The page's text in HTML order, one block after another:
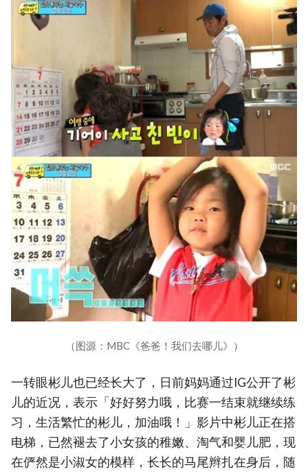
（图源：MBC《爸爸！我们去哪儿》）
一转眼彬儿也已经长大了，日前妈妈通过IG公开了彬
儿的近况，表示「好好努力哦，比赛一结束就继续练
习，生活繁忙的彬儿，加油哦！」影片中彬儿正在搭
电梯，已然褪去了小女孩的稚嫩、淘气和婴儿肥，现
在俨然是小淑女的模样，长长的马尾辫扎在身后，随